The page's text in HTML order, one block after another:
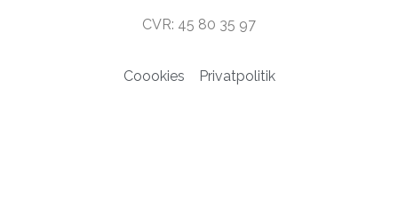
CVR: 45 80 35 97
Coookies Privatpolitik